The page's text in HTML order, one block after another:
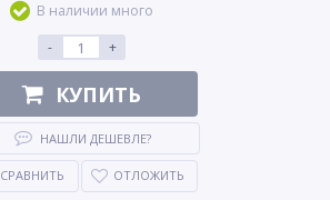
В наличии много
-
+
КУПИТЬ
НАШЛИ ДЕШЕВЛЕ?
СРАВНИТЬ ОТЛОЖИТЬ